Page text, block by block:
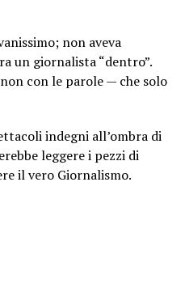
non aveva
un giornalista “dentro”.
con le parole — che solo
indegni all’ombra di
leggere i pezzi di
il vero Giornalismo.